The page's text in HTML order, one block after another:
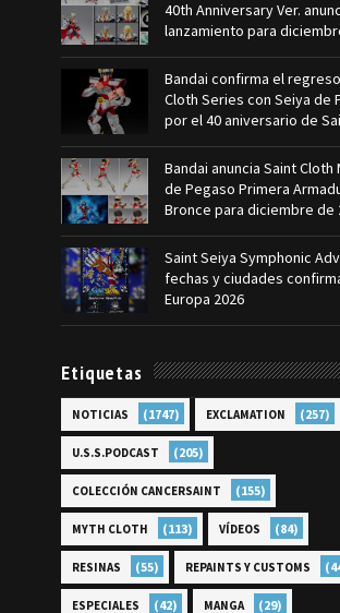
40th Anniversary Ver.
lanzamiento para
Bandai confirma el
Cloth Series con Seiya de
por el 40 aniversario de
Bandai anuncia Saint Cloth
de Pegaso Primera
Bronce para diciembre de
Saint Seiya Symphonic
fechas y ciudades
Europa 2026
Etiquetas
NOTICIAS (1747) EXCLAMATION (257)
U.S.S.PODCAST (205)
COLECCIÓN CANCERSAINT (155)
MYTH CLOTH (113) VÍDEOS (84)
RESINAS (55) REPAINTS Y CUSTOMS
ESPECIALES (42) MANGA (29)